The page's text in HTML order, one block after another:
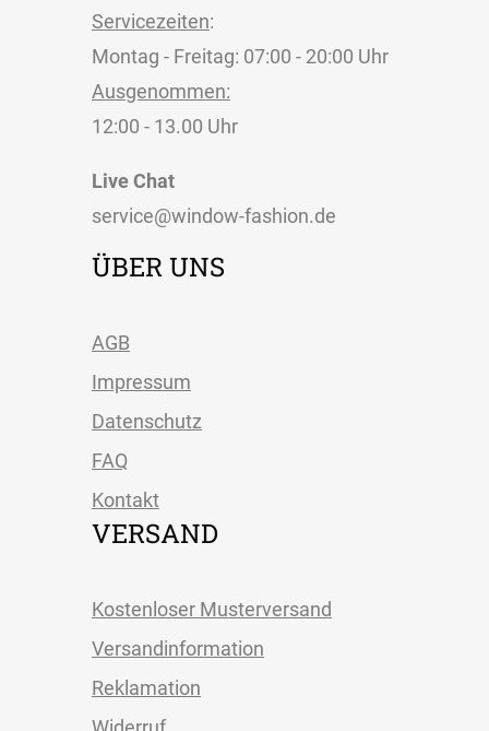
Servicezeiten:
Montag - Freitag: 07:00 - 20:00 Uhr
Ausgenommen:
12:00 - 13.00 Uhr
Live Chat
service@window-fashion.de
ÜBER UNS
AGB
Impressum
Datenschutz
FAQ
Kontakt
VERSAND
Kostenloser Musterversand
Versandinformation
Reklamation